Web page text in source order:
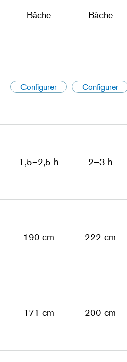
Bâche Bâche
Configurer Configurer
1,5–2,5 h 2–3 h
190 cm 222 cm
171 cm 200 cm